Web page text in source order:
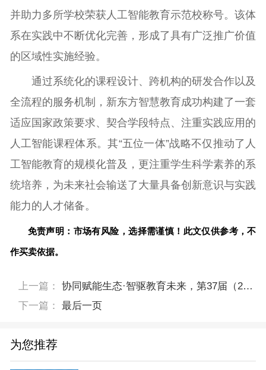
并助力多所学校荣获人工智能教育示范校称号。该体
系在实践中不断优化完善，形成了具有广泛推广价值
的区域性实施经验。
通过系统化的课程设计、跨机构的研发合作以及
全流程的服务机制，新东方智慧教育成功构建了一套
适应国家政策要求、契合学段特点、注重实践应用的
人工智能课程体系。其“五位一体”战略不仅推动了人
工智能教育的规模化普及，更注重学生科学素养的系
统培养，为未来社会输送了大量具备创新意识与实践
能力的人才储备。
免责声明：市场有风险，选择需谨慎！此文仅供参考，不
作买卖依据。
上一篇：
协同赋能生态·智驱教育未来，第37届（2026）河北省教育装备展示会在石家庄盛大开幕！
下一篇：
最后一页
为您推荐